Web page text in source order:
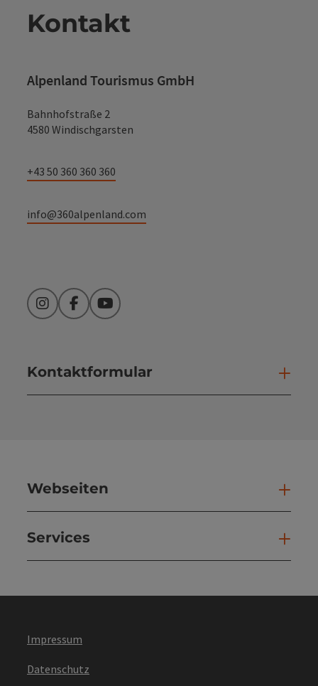
Kontakt
Alpenland Tourismus GmbH
Bahnhofstraße 2
4580 Windischgarsten
+43 50 360 360 360
info@360alpenland.com
InstagramFacebookYouTube
Kontaktformular
Webseiten
Services
Impressum
Datenschutz